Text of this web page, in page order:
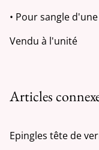
• Pour sangle
Vendu à l'unité
Articles
Epingles tête de